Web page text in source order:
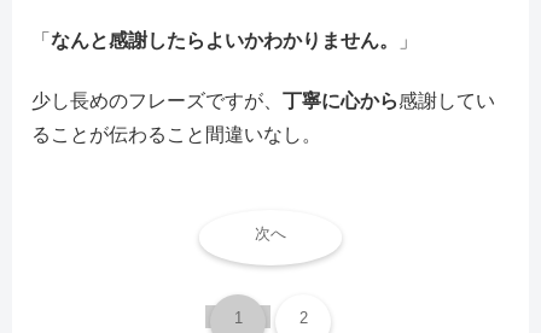
「なんと感謝したらよいかわかりません。 」
少し長めのフレーズですが、 丁寧に心から感謝してい
ることが伝わること間違いなし。
次へ
1 2